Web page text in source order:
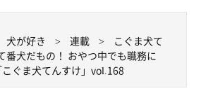
犬が好き 連載
こぐま犬て
番犬だもの！ おやつ中でも職務に
ぐま犬てんすけ」vol.168